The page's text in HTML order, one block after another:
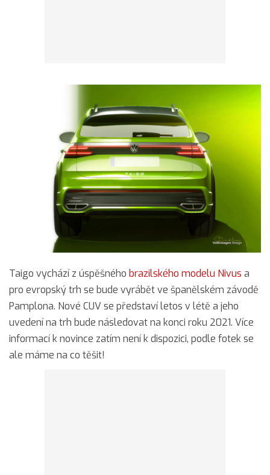
Taigo vychází z úspěšného brazilského modelu Nivus a
pro evropský trh se bude vyrábět ve španělském závodě
Pamplona. Nové CUV se představí letos v létě a jeho
uvedení na trh bude následovat na konci roku 2021. Více
informací k novince zatím není k dispozici, podle fotek se
ale máme na co těšit!